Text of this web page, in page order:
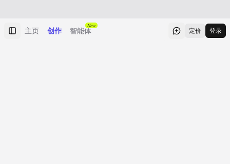
主页 创作 智能体
New
定价 登录